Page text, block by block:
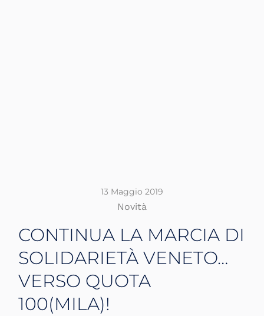
13 Maggio 2019
Novità
CONTINUA LA MARCIA DI
SOLIDARIETÀ VENETO…
VERSO QUOTA
100(MILA)!